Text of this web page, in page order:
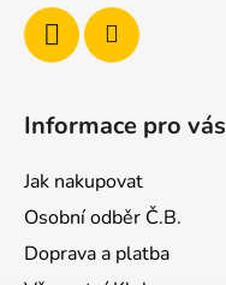
Informace pro vás
Jak nakupovat
Osobní odběr Č.B.
Doprava a platba